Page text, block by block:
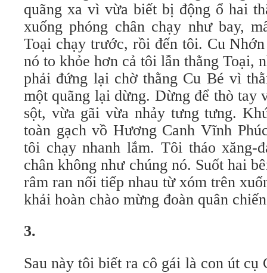
quãng xa vì vừa biết bị động ổ hai
xuống phóng chân chạy như bay,
Toại chạy trước, rồi đến tôi. Cu
nó to khỏe hơn cả tôi lẫn thằng Toại,
phải đứng lại chờ thằng Cu Bé vì
một quãng lại dừng. Dừng để thò tay
sột, vừa gãi vừa nhảy tưng tưng.
toàn gạch vồ Hương Canh Vĩnh
tôi chạy nhanh lắm. Tôi tháo xăng-
chân không như chúng nó. Suốt hai
râm ran nối tiếp nhau từ xóm trên
khải hoàn chào mừng đoàn quân
3.
Sau này tôi biết ra cô gái là con út cụ